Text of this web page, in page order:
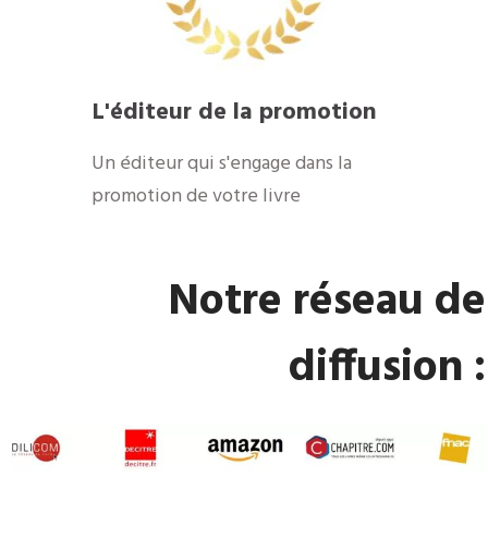
​L'éditeur de la promotion
​Un éditeur qui s'engage dans la
promotion de votre livre
​Notre réseau de
diffusion :